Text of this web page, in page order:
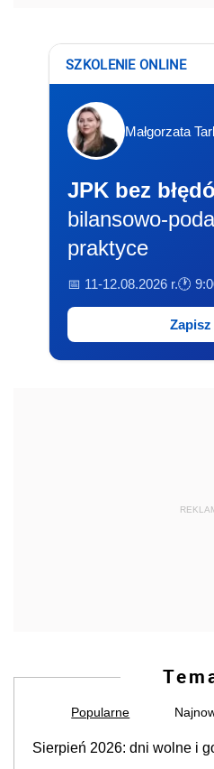
SZKOLENIE ONLINE
Małgorzata
JPK bez
bilansowo-
praktyce
📅 11-12.08.2026 r.🕐
Zapisz
Popularne
Sierpień 2026: dni wolne i